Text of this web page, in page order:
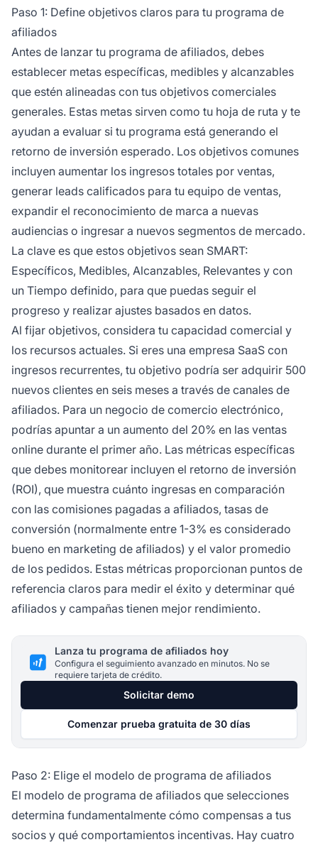
Paso 1: Define objetivos claros para tu programa de
afiliados
Antes de lanzar tu programa de afiliados, debes
establecer metas específicas, medibles y alcanzables
que estén alineadas con tus objetivos comerciales
generales. Estas metas sirven como tu hoja de ruta y te
ayudan a evaluar si tu programa está generando el
retorno de inversión esperado. Los objetivos comunes
incluyen aumentar los ingresos totales por ventas,
generar leads calificados para tu equipo de ventas,
expandir el reconocimiento de marca a nuevas
audiencias o ingresar a nuevos segmentos de mercado.
La clave es que estos objetivos sean SMART:
Específicos, Medibles, Alcanzables, Relevantes y con
un Tiempo definido, para que puedas seguir el
progreso y realizar ajustes basados en datos.
Al fijar objetivos, considera tu capacidad comercial y
los recursos actuales. Si eres una empresa SaaS con
ingresos recurrentes, tu objetivo podría ser adquirir 500
nuevos clientes en seis meses a través de canales de
afiliados. Para un negocio de comercio electrónico,
podrías apuntar a un aumento del 20% en las ventas
online durante el primer año. Las métricas específicas
que debes monitorear incluyen el retorno de inversión
(ROI), que muestra cuánto ingresas en comparación
con las comisiones pagadas a afiliados, tasas de
conversión (normalmente entre 1-3% es considerado
bueno en marketing de afiliados) y el valor promedio
de los pedidos. Estas métricas proporcionan puntos de
referencia claros para medir el éxito y determinar qué
afiliados y campañas tienen mejor rendimiento.
Lanza tu programa de afiliados hoy
Configura el seguimiento avanzado en minutos. No se
requiere tarjeta de crédito.
Solicitar demo
Comenzar prueba gratuita de 30 días
Paso 2: Elige el modelo de programa de afiliados
El modelo de programa de afiliados que selecciones
determina fundamentalmente cómo compensas a tus
socios y qué comportamientos incentivas. Hay cuatro